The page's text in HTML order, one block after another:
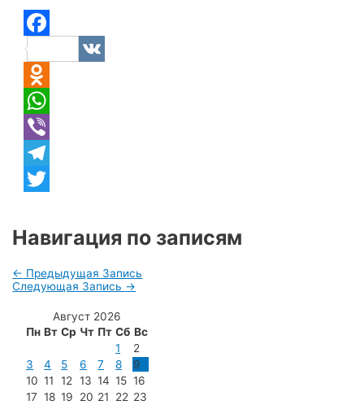
Facebook
VK
Odnoklassniki
WhatsApp
Viber
Telegram
Навигация по записям
← Предыдущая Запись
Следующая Запись →
Август 2026
Пн Вт Ср Чт Пт Сб Вс
1
2
3
4 5 6 7 8
9
10 11 12 13 14 15 16
17 18 19 20 21 22 23